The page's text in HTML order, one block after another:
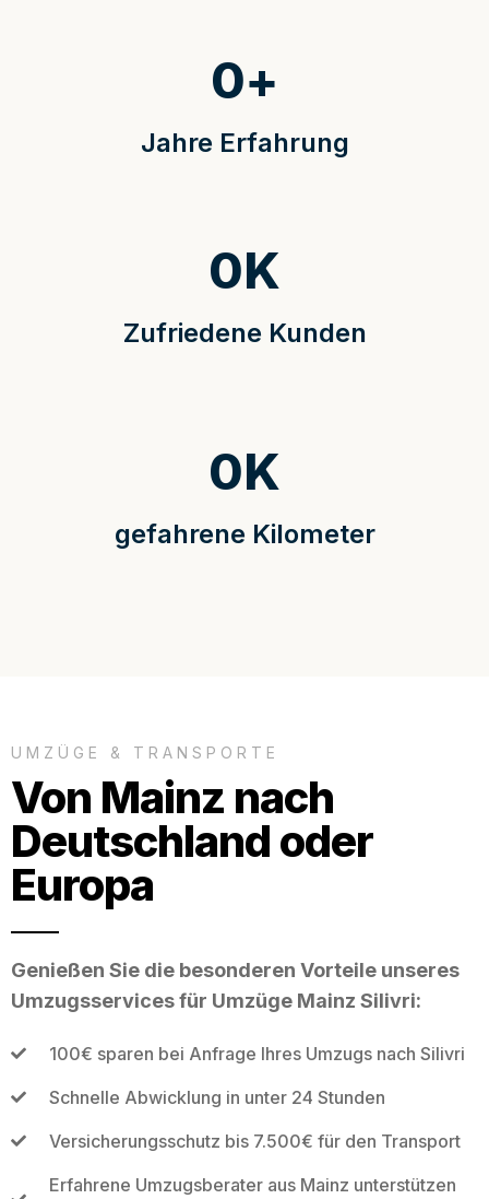
Jahre Erfahrung
0+
Zufriedene Kunden
0K
gefahrene Kilometer
0K
UMZÜGE & TRANSPORTE
Von Mainz nach
Deutschland oder
Europa
Genießen Sie die besonderen Vorteile unseres
Umzugsservices für Umzüge Mainz Silivri:
100€ sparen bei Anfrage Ihres Umzugs nach Silivri
Schnelle Abwicklung in unter 24 Stunden
Versicherungsschutz bis 7.500€ für den Transport
Erfahrene Umzugsberater aus Mainz unterstützen